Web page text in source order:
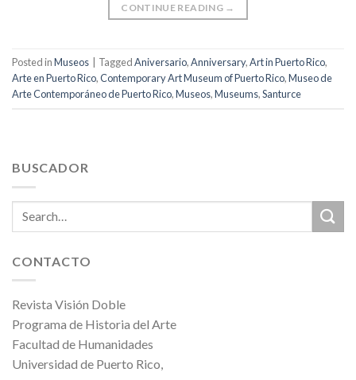
CONTINUE READING →
Posted inMuseos TaggedAniversario,Anniversary,Art in Puerto Rico,
Arte en Puerto Rico,Contemporary Art Museum of Puerto Rico,Museo de
Arte Contemporáneo de Puerto Rico,Museos,Museums,Santurce
BUSCADOR
CONTACTO
Revista Visión Doble
Programa de Historia del Arte
Facultad de Humanidades
Universidad de Puerto Rico,